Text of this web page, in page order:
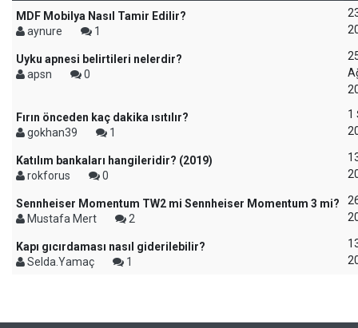
MDF Mobilya Nasıl Tamir Edilir?
aynure
1
Uyku apnesi belirtileri nelerdir?
apsn
0
Fırın önceden kaç dakika ısıtılır?
gokhan39
1
1
Katılım bankaları hangileridir? (2019)
rokforus
0
Sennheiser Momentum TW2 mi Sennheiser Momentum 3 mi?
Mustafa Mert
2
Kapı gıcırdaması nasıl giderilebilir?
Selda.Yamaç
1